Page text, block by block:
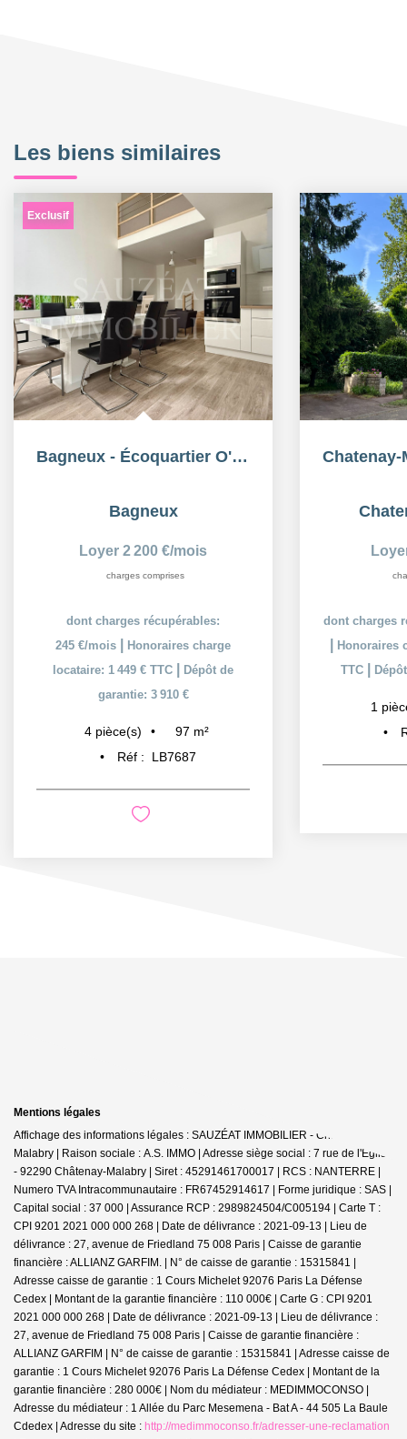
Les biens similaires
Exclusif
Bagneux - Écoquartier O'MATHURINS - Duplex aux allures...
Bagneux
Loyer 2 200 €/mois
charges comprises
dont charges récupérables:
245 €/mois
Honoraires charge
locataire: 1 449 € TTC
Dépôt de
garantie: 3 910 €
4 pièce(s) 97 m²
Réf :
LB7687
dont charges
Honoraires
TTC
1
Mentions légales
Affichage des informations légales : SAUZÉAT IMMOBILIER - Châtenay-
Malabry | Raison sociale : A.S. IMMO | Adresse siège social : 7 rue de l'Église
- 92290 Châtenay-Malabry | Siret : 45291461700017 | RCS : NANTERRE |
Numero TVA Intracommunautaire : FR67452914617 | Forme juridique : SAS |
Capital social : 37 000 | Assurance RCP : 2989824504/C005194 | Carte T :
CPI 9201 2021 000 000 268 | Date de délivrance : 2021-09-13 | Lieu de
délivrance : 27, avenue de Friedland 75 008 Paris | Caisse de garantie
financière : ALLIANZ GARFIM. | N° de caisse de garantie : 15315841 |
Adresse caisse de garantie : 1 Cours Michelet 92076 Paris La Défense
Cedex | Montant de la garantie financière : 110 000€ | Carte G : CPI 9201
2021 000 000 268 | Date de délivrance : 2021-09-13 | Lieu de délivrance :
27, avenue de Friedland 75 008 Paris | Caisse de garantie financière :
ALLIANZ GARFIM | N° de caisse de garantie : 15315841 | Adresse caisse de
garantie : 1 Cours Michelet 92076 Paris La Défense Cedex | Montant de la
garantie financière : 280 000€ | Nom du médiateur : MEDIMMOCONSO |
Adresse du médiateur : 1 Allée du Parc Mesemena - Bat A - 44 505 La Baule
Cdedex | Adresse du site : http://medimmoconso.fr/adresser-une-reclamation